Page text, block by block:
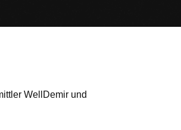
WellDemir und